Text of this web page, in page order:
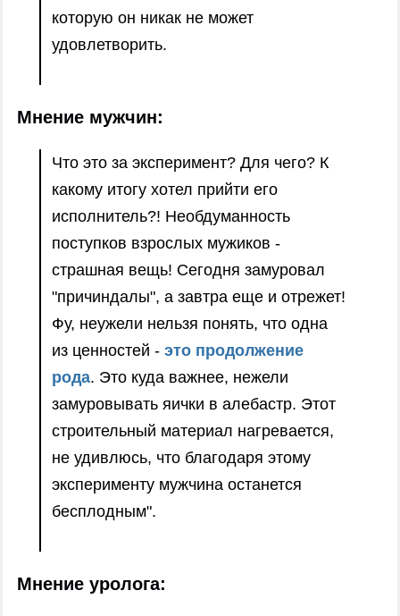
которую он никак не может
удовлетворить.
Мнение мужчин:
Что это за эксперимент? Для чего? К
какому итогу хотел прийти его
исполнитель?! Необдуманность
поступков взрослых мужиков -
страшная вещь! Сегодня замуровал
"причиндалы", а завтра еще и отрежет!
Фу, неужели нельзя понять, что одна
из ценностей - это продолжение
рода. Это куда важнее, нежели
замуровывать яички в алебастр. Этот
строительный материал нагревается,
не удивлюсь, что благодаря этому
эксперименту мужчина останется
бесплодным".
Мнение уролога: